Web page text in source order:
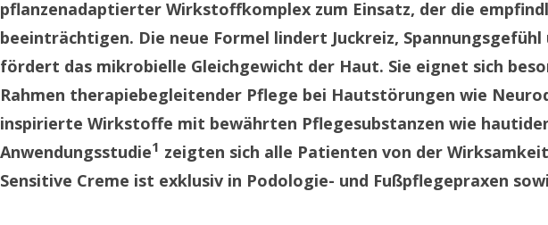
pflanzenadaptierter Wirkstoffkomplex zum Einsatz, der die
beeinträchtigen. Die neue Formel lindert Juckreiz,
fördert das mikrobielle Gleichgewicht der Haut. Sie eignet sich
Rahmen therapiebegleitender Pflege bei Hautstörungen wie
inspirierte Wirkstoffe mit bewährten Pflegesubstanzen wie
Anwendungsstudie1 zeigten sich alle Patienten von der
Sensitive Creme ist exklusiv in Podologie- und Fußpflegepraxen